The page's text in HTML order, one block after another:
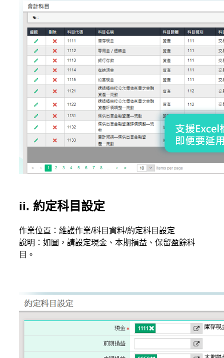
ii. 約定科目設定
作業位置：維護作業/科目資料/約定科目設定
說明：如圖，請設定現金、本期損益、保留盈餘科
目。